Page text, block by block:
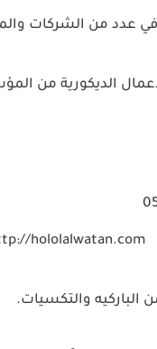
عدد من الشركات
الديكورية من
والتكسيات.